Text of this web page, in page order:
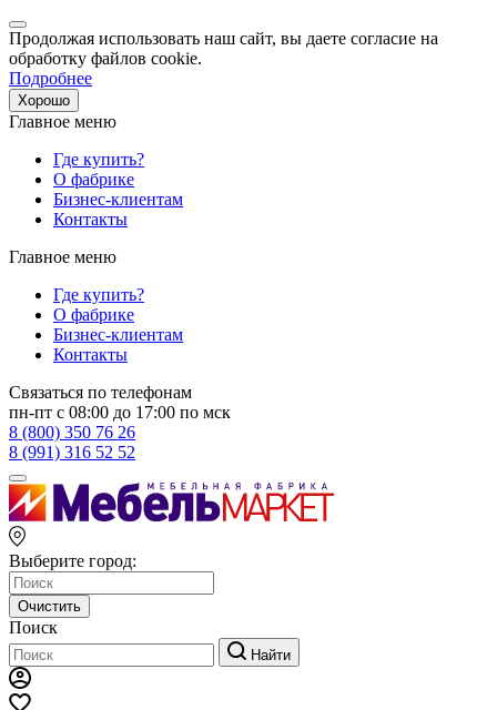
Продолжая использовать наш сайт, вы даете согласие на
обработку файлов cookie.
Подробнее
Хорошо
Главное меню
Где купить?
О фабрике
Бизнес-клиентам
Контакты
Главное меню
Где купить?
О фабрике
Бизнес-клиентам
Контакты
Связаться по телефонам
пн-пт с 08:00 до 17:00 по мск
8 (800) 350 76 26
8 (991) 316 52 52
Выберите город:
Очистить
Поиск
Найти